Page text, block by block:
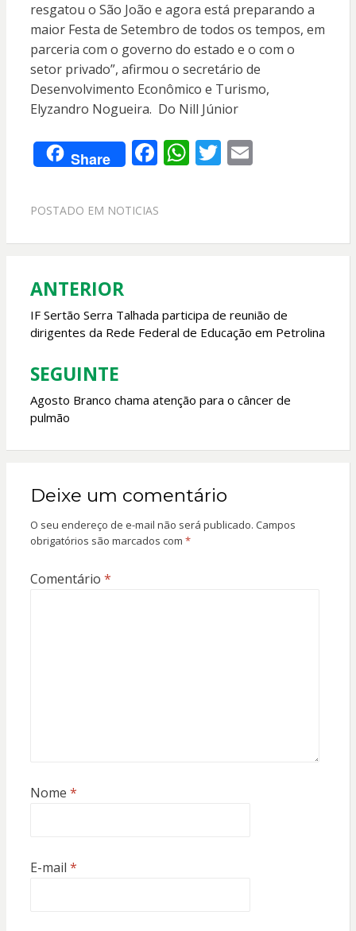
resgatou o São João e agora está preparando a
maior Festa de Setembro de todos os tempos, em
parceria com o governo do estado e o com o
setor privado”, afirmou o secretário de
Desenvolvimento Econômico e Turismo,
Elyzandro Nogueira. Do Nill Júnior
Share F
e
o
k
W
A
p
T E
POSTADO EM NOTICIAS
Navegação
de
Post
ANTERIOR
IF Sertão Serra Talhada participa de reunião de
dirigentes da Rede Federal de Educação em Petrolina
SEGUINTE
Agosto Branco chama atenção para o câncer de
pulmão
Deixe um comentário
O seu endereço de e-mail não será publicado. Campos
obrigatórios são marcados com *
Comentário *
Nome *
E-mail *